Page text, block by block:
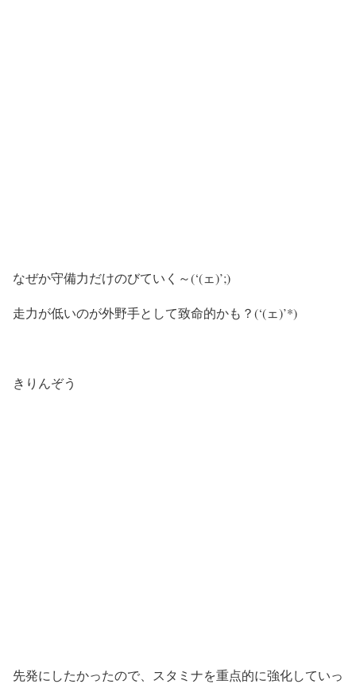
なぜか守備力だけのびていく～(‘(ェ)’;)
走力が低いのが外野手として致命的かも？(‘(ェ)’*)
きりんぞう
先発にしたかったので、スタミナを重点的に強化していっ